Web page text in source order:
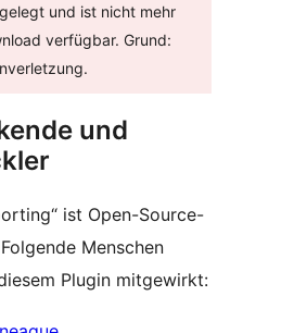
und ist nicht mehr
verfügbar. Grund:
und
ist Open-Source-
Menschen
Plugin mitgewirkt: